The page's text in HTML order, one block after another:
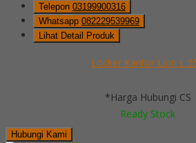
Telepon 03199900316
Whatsapp 082229539969
Lihat Detail Produk
Locker Kantor Lion L
*Harga Hubungi CS
Ready Stock
Hubungi Kami